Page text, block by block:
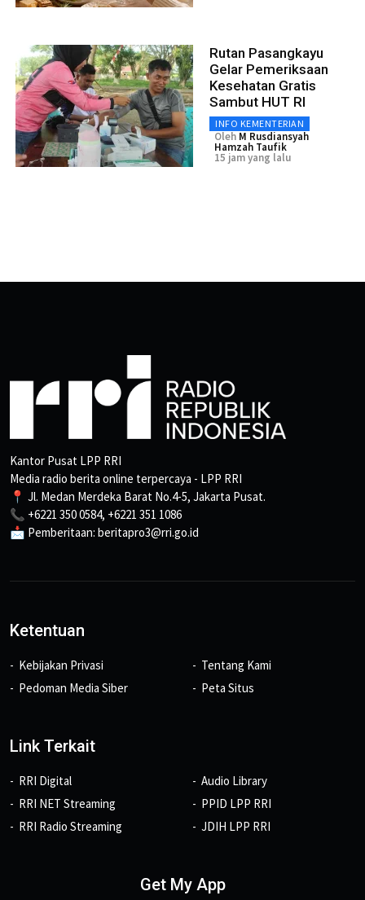
Rutan Pasangkayu
Gelar Pemeriksaan
Kesehatan Gratis
Sambut HUT RI
INFO KEMENTERIAN
Oleh M Rusdiansyah
Hamzah Taufik
15 jam yang lalu
Kantor Pusat LPP RRI
Media radio berita online terpercaya - LPP RRI
📍 Jl. Medan Merdeka Barat No.4-5, Jakarta Pusat.
📞 +6221 350 0584, +6221 351 1086
📩 Pemberitaan: beritapro3@rri.go.id
Ketentuan
Kebijakan Privasi
Pedoman Media Siber
Tentang Kami
Peta Situs
Link Terkait
RRI Digital
RRI NET Streaming
RRI Radio Streaming
Audio Library
PPID LPP RRI
JDIH LPP RRI
Get My App